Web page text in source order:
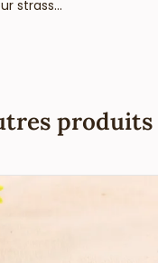
strass...
produits